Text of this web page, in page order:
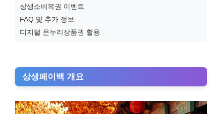
상생소비복권 이벤트
FAQ 및 추가 정보
디지털 온누리상품권 활용
상생페이백 개요